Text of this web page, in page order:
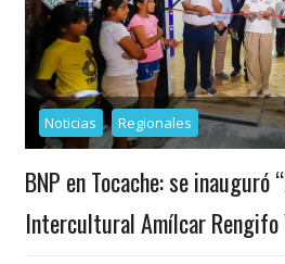
Noticias Regionales
BNP en Tocache: se inauguró
Intercultural Amílcar Rengifo